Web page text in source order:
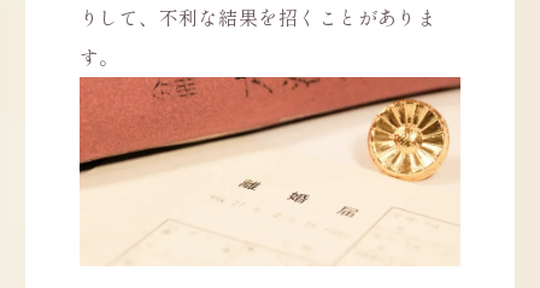
りして、不利な結果を招くことがありま
す。